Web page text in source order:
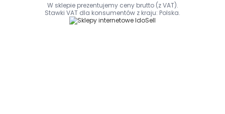
W sklepie prezentujemy ceny brutto (z VAT).
Stawki VAT dla konsumentów z kraju: Polska.